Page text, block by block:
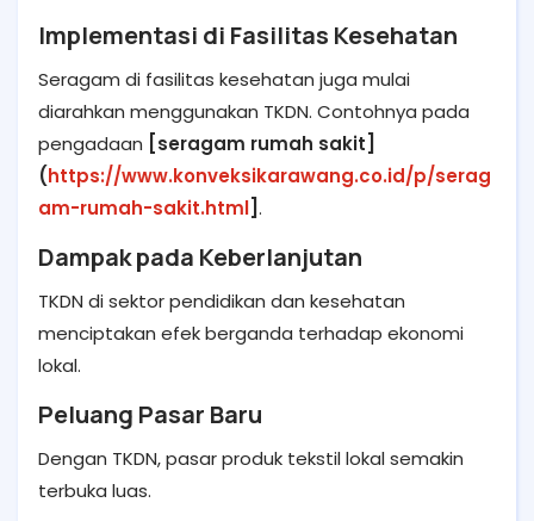
Implementasi di Fasilitas Kesehatan
Seragam di fasilitas kesehatan juga mulai
diarahkan menggunakan TKDN. Contohnya pada
pengadaan [seragam rumah sakit]
(https://www.konveksikarawang.co.id/p/serag
am-rumah-sakit.html].
Dampak pada Keberlanjutan
TKDN di sektor pendidikan dan kesehatan
menciptakan efek berganda terhadap ekonomi
lokal.
Peluang Pasar Baru
Dengan TKDN, pasar produk tekstil lokal semakin
terbuka luas.